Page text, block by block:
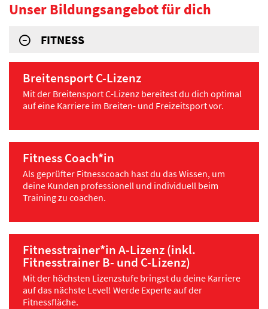
Unser Bildungsangebot für dich
FITNESS
Breitensport C-Lizenz
Mit der Breitensport C-Lizenz bereitest du dich optimal
auf eine Karriere im Breiten- und Freizeitsport vor.
Fitness Coach*in
Als geprüfter Fitnesscoach hast du das Wissen, um
deine Kunden professionell und individuell beim
Training zu coachen.
Fitnesstrainer*in A-Lizenz (inkl.
Fitnesstrainer B- und C-Lizenz)
Mit der höchsten Lizenzstufe bringst du deine Karriere
auf das nächste Level! Werde Experte auf der
Fitnessfläche.